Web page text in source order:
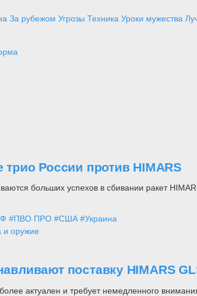
За рубежом Угрозы Техника Уроки мужества
России против HIMARS
больших успехов в сбивании ракет
#ПВО ПРО #США #Украина
и оружие
поставку HIMARS
актуален и требует немедленного